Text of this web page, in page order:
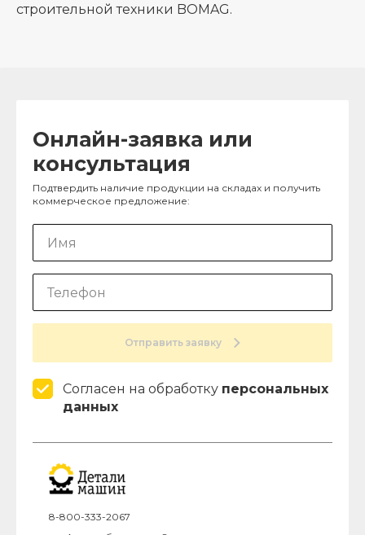
строительной техники BOMAG.
Онлайн-заявка или
консультация
Подтвердить наличие продукции на складах и получить
коммерческое предложение:
Отправить заявку
Согласен на обработку персональных
данных
8-800-333-2067